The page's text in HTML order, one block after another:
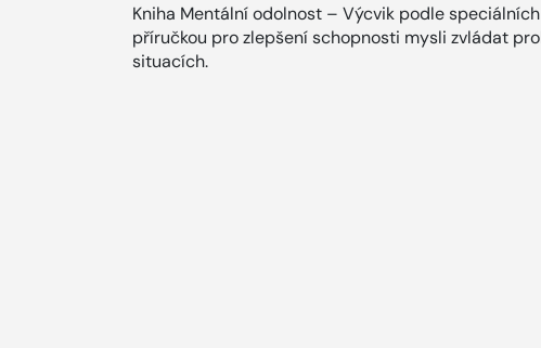
Kniha Mentální odolnost – Výcvik podle
příručkou pro zlepšení schopnosti mysli zvládat
situacích.